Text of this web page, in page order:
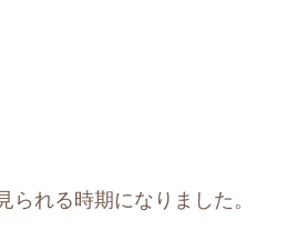
れる時期になりました。